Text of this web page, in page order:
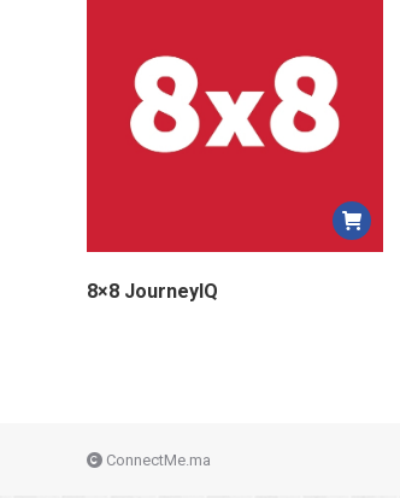
8×8 JourneyIQ
ConnectMe.ma